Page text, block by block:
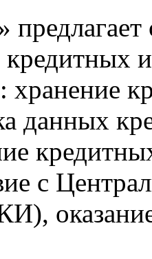
данных
с